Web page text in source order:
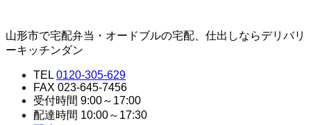
山形市で宅配弁当・オードブルの宅配、仕出しならデリバリ
ーキッチンダン
TEL 0120-305-629
FAX 023-645-7456
受付時間 9:00～17:00
配達時間 10:00～17:30